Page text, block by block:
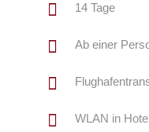
14 Tage
Ab einer
WLAN in